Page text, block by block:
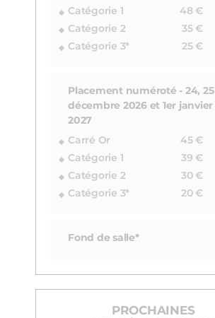
Catégorie 1
48 €
Catégorie 2
35 €
Catégorie 3*
25 €
Placement numéroté - 24, 25
décembre 2026 et 1er janvier
2027
Carré Or
45 €
Catégorie 1
39 €
Catégorie 2
30 €
Catégorie 3*
20 €
Fond de salle*
PROCHAINES